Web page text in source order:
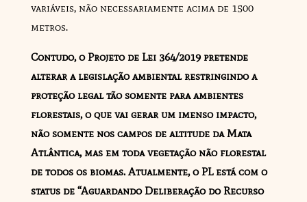
variáveis, não necessariamente acima de 1500
metros.
Contudo, o Projeto de Lei 364/2019 pretende
alterar a legislação ambiental restringindo a
proteção legal tão somente para ambientes
florestais, o que vai gerar um imenso impacto,
não somente nos campos de altitude da Mata
Atlântica, mas em toda vegetação não florestal
de todos os biomas. Atualmente, o PL está com o
status de “Aguardando Deliberação do Recurso